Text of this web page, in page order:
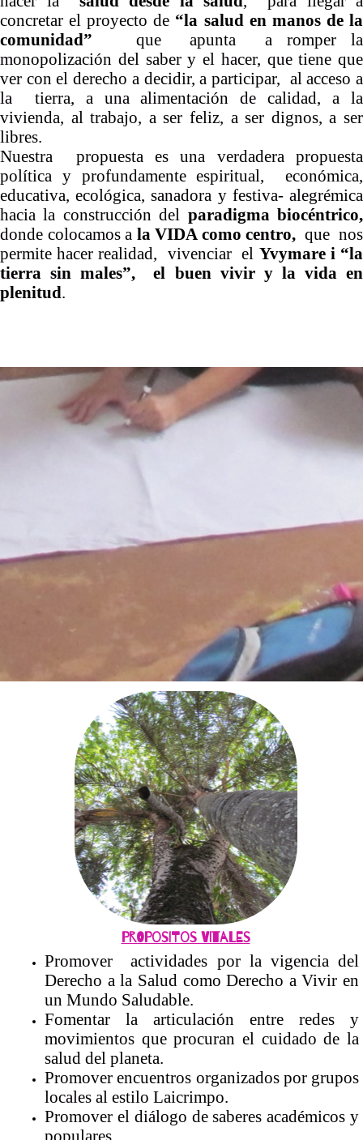
concretar el proyecto de “la salud en manos de la
comunidad” que apunta a romper la
monopolización del saber y el hacer, que tiene que
ver con el derecho a decidir, a participar, al acceso a
la tierra, a una alimentación de calidad, a la
vivienda, al trabajo, a ser feliz, a ser dignos, a ser
libres.
Nuestra propuesta es una verdadera propuesta
política y profundamente espiritual, económica,
educativa, ecológica, sanadora y festiva- alegrémica
hacia la construcción del paradigma biocéntrico,
donde colocamos a la VIDA como centro, que nos
permite hacer realidad, vivenciar el Yvymare i “la
tierra sin males”, el buen vivir y la vida en
plenitud.
PROPOSITOS VITALES
Promover actividades por la vigencia del
Derecho a la Salud como Derecho a Vivir en
un Mundo Saludable.
Fomentar la articulación entre redes y
movimientos que procuran el cuidado de la
salud del planeta.
Promover encuentros organizados por grupos
locales al estilo Laicrimpo.
Promover el diálogo de saberes académicos y
populares.